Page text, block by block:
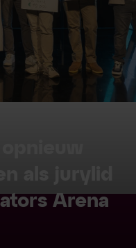
Arena